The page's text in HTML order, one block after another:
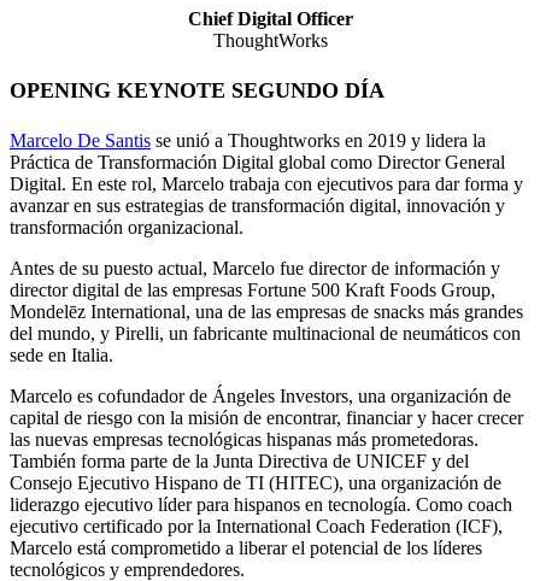
Chief Digital Officer
ThoughtWorks
OPENING KEYNOTE SEGUNDO DÍA
Marcelo De Santis se unió a Thoughtworks en 2019 y lidera la
Práctica de Transformación Digital global como Director General
Digital. En este rol, Marcelo trabaja con ejecutivos para dar forma y
avanzar en sus estrategias de transformación digital, innovación y
transformación organizacional.
Antes de su puesto actual, Marcelo fue director de información y
director digital de las empresas Fortune 500 Kraft Foods Group,
Mondelēz International, una de las empresas de snacks más grandes
del mundo, y Pirelli, un fabricante multinacional de neumáticos con
sede en Italia.
Marcelo es cofundador de Ángeles Investors, una organización de
capital de riesgo con la misión de encontrar, financiar y hacer crecer
las nuevas empresas tecnológicas hispanas más prometedoras.
También forma parte de la Junta Directiva de UNICEF y del
Consejo Ejecutivo Hispano de TI (HITEC), una organización de
liderazgo ejecutivo líder para hispanos en tecnología. Como coach
ejecutivo certificado por la International Coach Federation (ICF),
Marcelo está comprometido a liberar el potencial de los líderes
tecnológicos y emprendedores.